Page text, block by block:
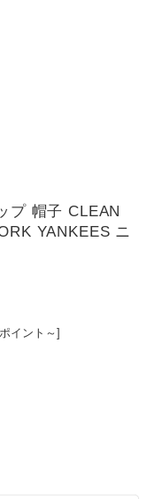
プ 帽子 CLEAN
YANKEES ニ
イント～]